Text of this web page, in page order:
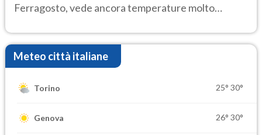
Ferragosto, vede ancora temperature molto
Meteo città italiane
Torino 25° 30°
Genova 26° 30°